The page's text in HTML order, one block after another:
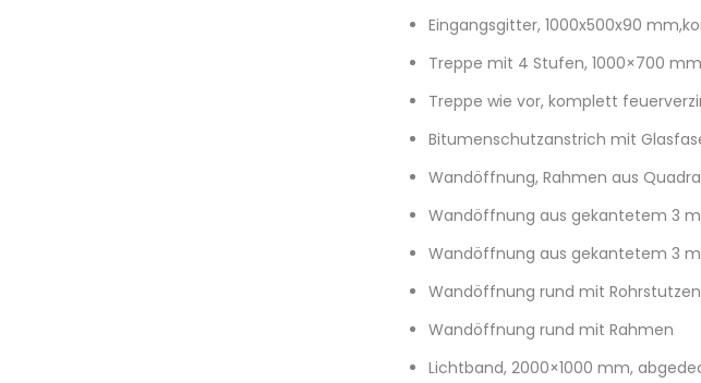
Eingangsgitter, 1000x500x90
Treppe mit 4 Stufen, 1000×700
Treppe wie vor, komplett
Bitumenschutzanstrich mit
Wandöffnung, Rahmen aus
Wandöffnung aus gekantetem 3
Wandöffnung aus gekantetem 3
Wandöffnung rund mit Rohrstutzen
Wandöffnung rund mit Rahmen
Lichtband, 2000×1000 mm,